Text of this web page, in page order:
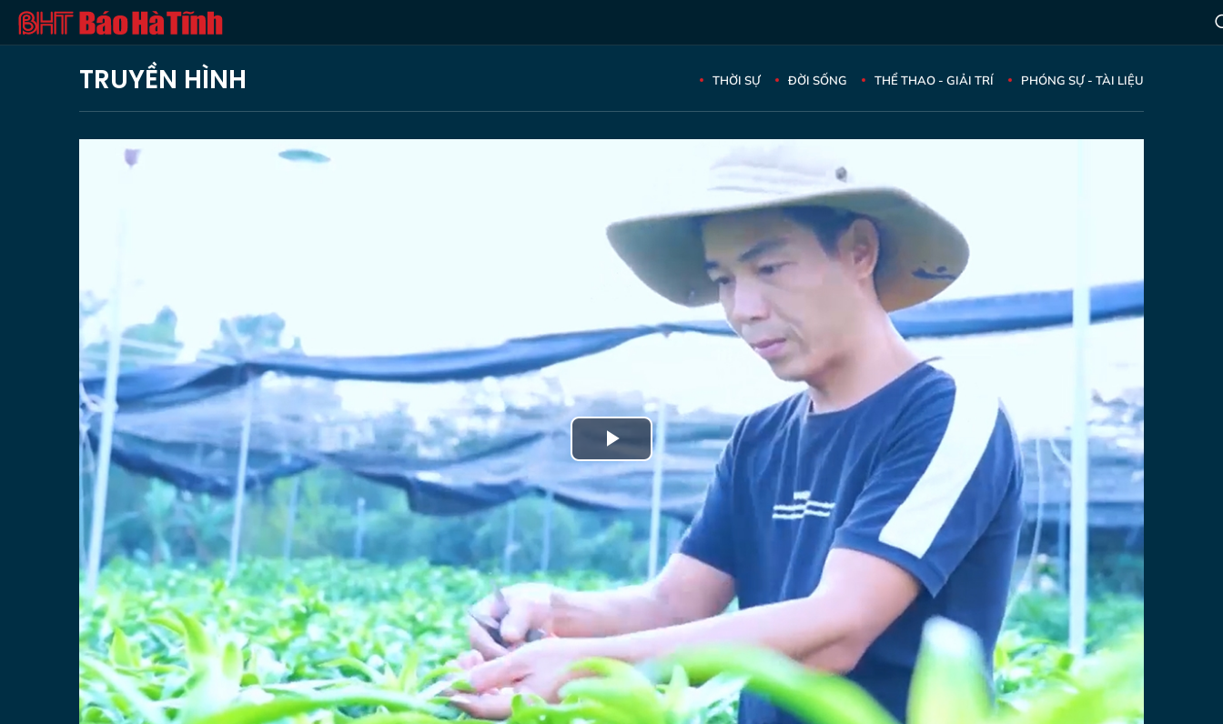
TRUYỀN HÌNH THỜI SỰ ĐỜI SỐNG THỂ THAO - GIẢI TRÍ PHÓNG SỰ - TÀI LIỆU
Play
Video